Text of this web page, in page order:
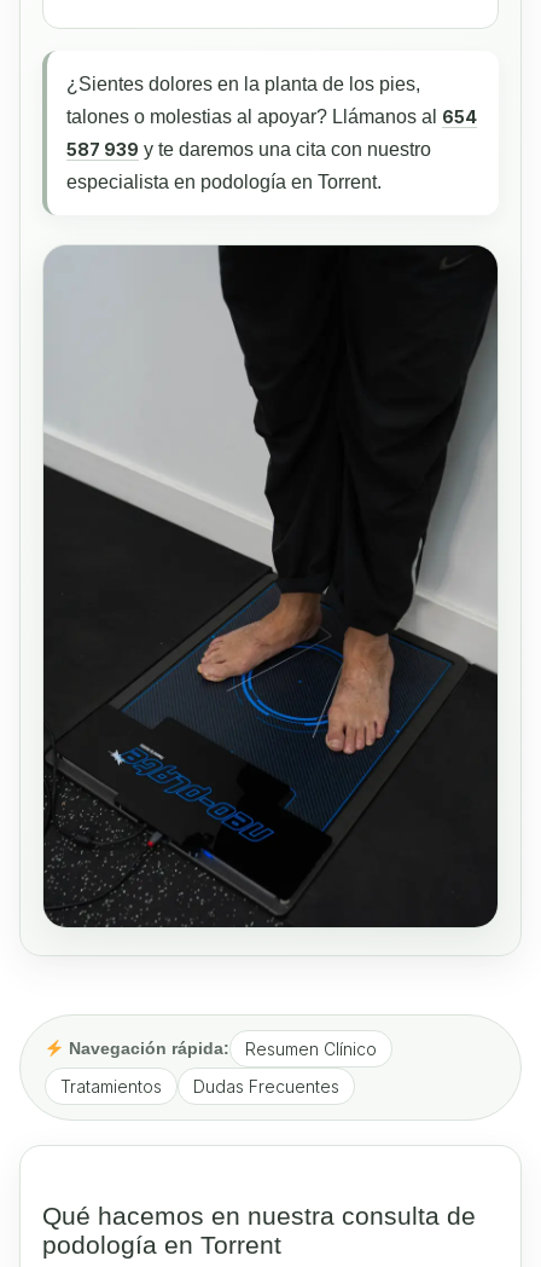
¿Sientes dolores en la planta de los pies,
talones o molestias al apoyar? Llámanos al 654
587 939 y te daremos una cita con nuestro
especialista en podología en Torrent.
Navegación rápida:
Resumen Clínico
Tratamientos
Dudas Frecuentes
Qué hacemos en nuestra consulta de
podología en Torrent